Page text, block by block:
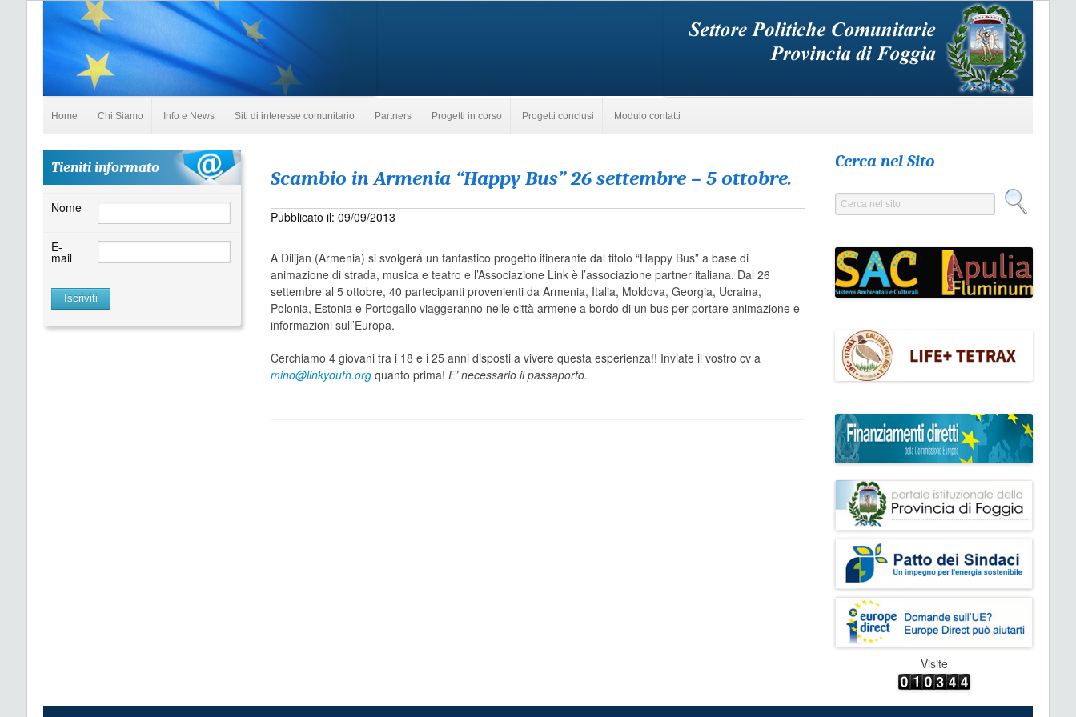
Home Chi Siamo Info e News Siti di interesse comunitario Partners Progetti in corso Progetti conclusi Modulo contatti
Tieniti informato
Nome
E-
mail
Scambio in Armenia “Happy Bus” 26 settembre – 5 ottobre.
Pubblicato il: 09/09/2013
A Dilijan (Armenia) si svolgerà un fantastico progetto itinerante dal titolo “Happy Bus” a base di
animazione di strada, musica e teatro e l’Associazione Link è l’associazione partner italiana. Dal 26
settembre al 5 ottobre, 40 partecipanti provenienti da Armenia, Italia, Moldova, Georgia, Ucraina,
Polonia, Estonia e Portogallo viaggeranno nelle città armene a bordo di un bus per portare animazione e
informazioni sull’Europa.
Cerchiamo 4 giovani tra i 18 e i 25 anni disposti a vivere questa esperienza!! Inviate il vostro cv a
mino@linkyouth.org quanto prima!E’ necessario il passaporto.
Cerca nel Sito
Visite